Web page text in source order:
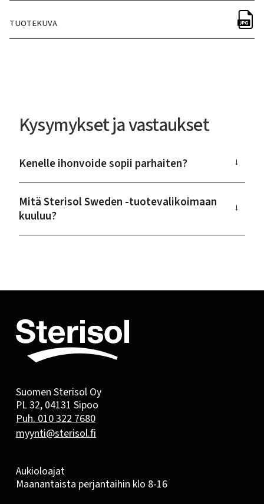
TUOTEKUVA
Kysymykset ja vastaukset
Kenelle ihonvoide sopii parhaiten? →
Mitä Sterisol Sweden -tuotevalikoimaan
kuuluu?
→
Suomen Sterisol Oy
PL 32, 04131 Sipoo
Puh. 010 322 7680
myynti@sterisol.fi
Aukioloajat
Maanantaista perjantaihin klo 8-16